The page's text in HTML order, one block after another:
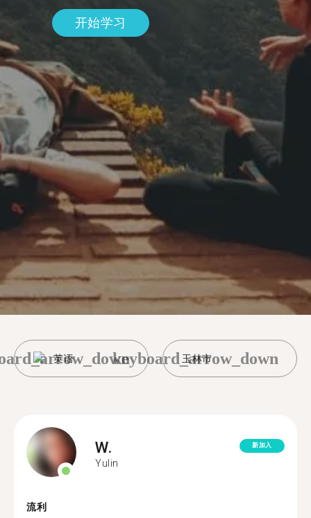
开始学习
英语 玉林市
keyboard_arrow_down
W.
Yulin
新加入
流利